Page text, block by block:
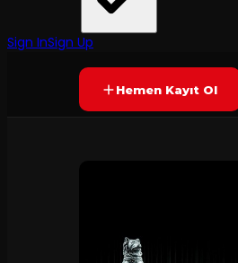
Sign InSign UpYAKINDA
Hemen Kayıt Ol